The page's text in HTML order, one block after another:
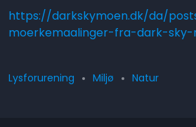
https://darkskymoen.dk/da/
moerkemaalinger-fra-dark-sky-
Lysforurening Miljø Natur